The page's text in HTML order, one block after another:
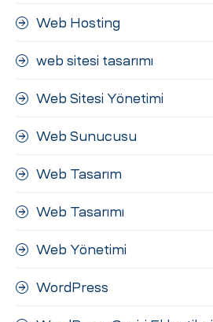
Web Hosting
web sitesi tasarımı
Web Sitesi Yönetimi
Web Sunucusu
Web Tasarım
Web Tasarımı
Web Yönetimi
WordPress